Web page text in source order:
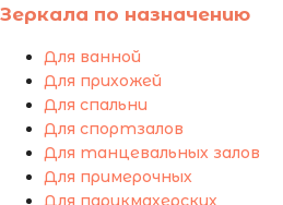
Зеркала по назначению
Для ванной
Для прихожей
Для спальни
Для спортзалов
Для танцевальных залов
Для примерочных
Для парикмахерских